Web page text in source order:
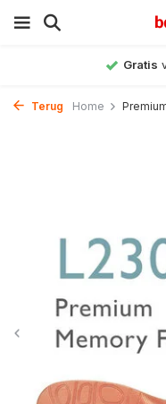
Gratis
Terug Home